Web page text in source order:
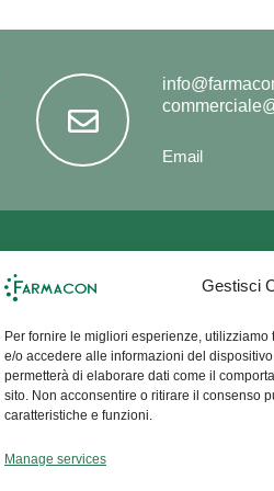
Gestisci
Per fornire le migliori esperienze,
e/o accedere alle informazioni del
permetterà di elaborare dati come il
sito. Non acconsentire o ritirare il consenso
caratteristiche e funzioni.
Manage services
Email
Sign up for the
Newsletter
Don't miss our news,
Newsletter, get 10% off
and stay up-to-date on